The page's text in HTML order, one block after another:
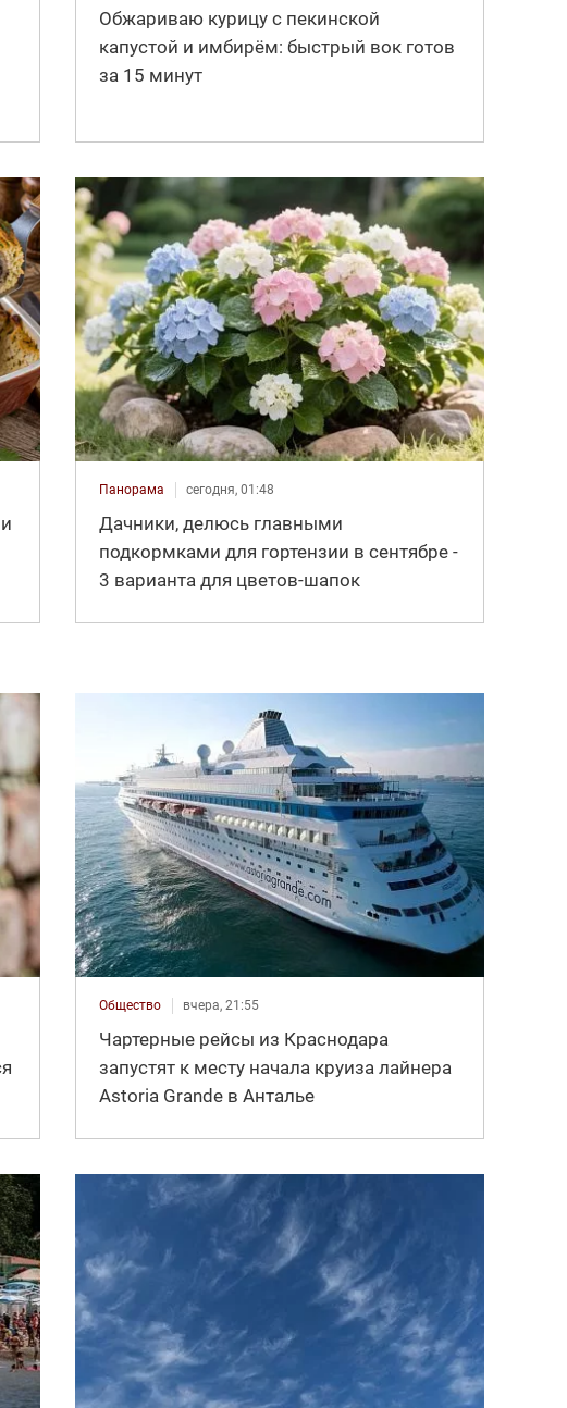
Обжариваю курицу с пекинской
капустой и имбирём: быстрый вок готов
за 15 минут
Панорама сегодня, 01:48
Дачники, делюсь главными
подкормками для гортензии в сентябре -
3 варианта для цветов-шапок
Общество вчера, 21:55
Чартерные рейсы из Краснодара
запустят к месту начала круиза лайнера
Astoria Grande в Анталье